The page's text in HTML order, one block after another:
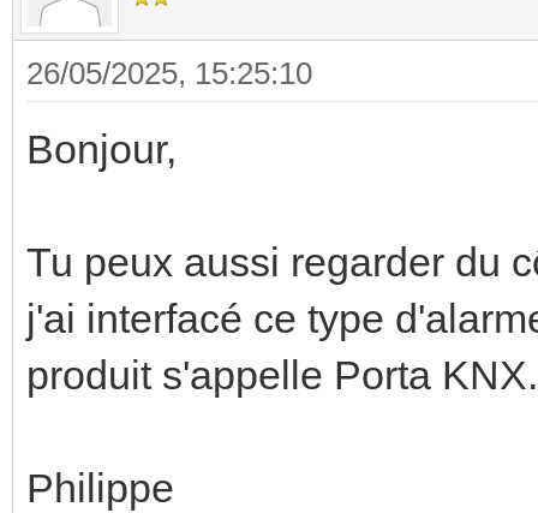
26/05/2025, 15:25:10
Bonjour,
Tu peux aussi regarder du
j'ai interfacé ce type
produit s'appelle Porta KNX.
Philippe